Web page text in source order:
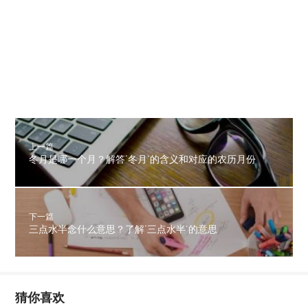
上一篇
冬月是哪一个月？解答‘冬月’的含义和对应的农历月份
下一篇
三点水半念什么意思？了解‘三点水半’的意思
猜你喜欢